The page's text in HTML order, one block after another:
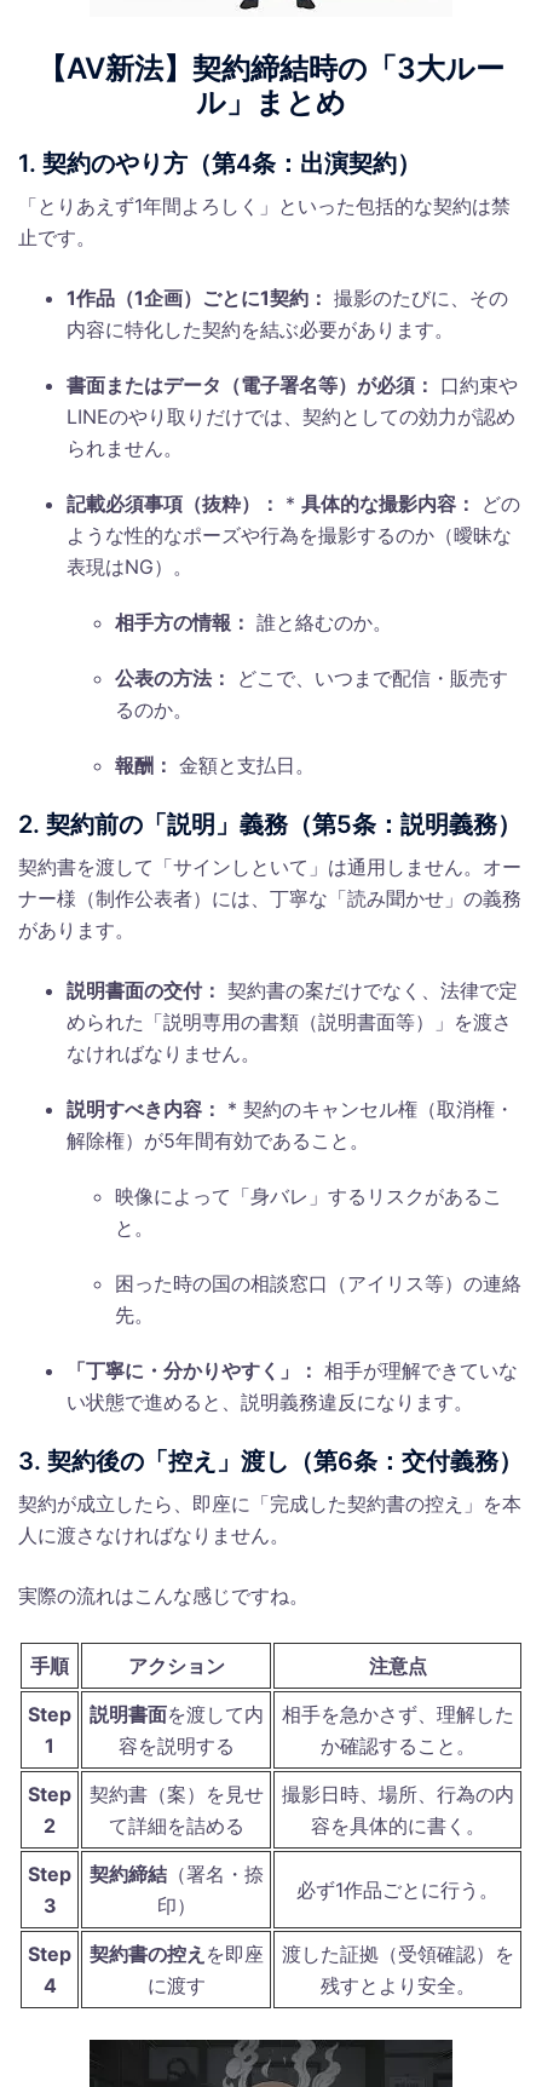
【AV新法】契約締結時の「3大ルー
ル」まとめ
1. 契約のやり方（第4条：出演契約）
「とりあえず1年間よろしく」といった包括的な契約は禁
止です。
1作品（1企画）ごとに1契約： 撮影のたびに、その
内容に特化した契約を結ぶ必要があります。
書面またはデータ（電子署名等）が必須： 口約束や
LINEのやり取りだけでは、契約としての効力が認め
られません。
記載必須事項（抜粋）： * 具体的な撮影内容：
どの
ような性的なポーズや行為を撮影するのか（曖昧な
表現はNG）。
相手方の情報： 誰と絡むのか。
公表の方法：
どこで、いつまで配信・販売す
るのか。
報酬： 金額と支払日。
2. 契約前の「説明」義務（第5条：説明義務）
契約書を渡して「サインしといて」は通用しません。オー
ナー様（制作公表者）には、丁寧な「読み聞かせ」の義務
があります。
説明書面の交付： 契約書の案だけでなく、法律で定
められた「説明専用の書類（説明書面等）」を渡さ
なければなりません。
説明すべき内容： * 契約のキャンセル権（取消権・
解除権）が5年間有効であること。
映像によって「身バレ」するリスクがあるこ
と。
困った時の国の相談窓口（アイリス等）の連絡
先。
「丁寧に・分かりやすく」： 相手が理解できていな
い状態で進めると、説明義務違反になります。
3. 契約後の「控え」渡し（第6条：交付義務）
契約が成立したら、即座に「完成した契約書の控え」を本
人に渡さなければなりません。
実際の流れはこんな感じですね。
手順 アクション
注意点
Step
1
説明書面を渡して内
容を説明する
相手を急かさず、理解した
か確認すること。
Step
2
契約書（案）を見せ
て詳細を詰める
撮影日時、場所、行為の内
容を具体的に書く。
Step
3
契約締結（署名・捺
印）
必ず1作品ごとに行う。
Step
4
契約書の控え を即座
に渡す
渡した証拠（受領確認）を
残すとより安全。